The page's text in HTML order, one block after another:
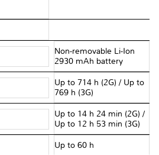
Non-removable Li-Ion
2930 mAh battery
Up to 714 h (2G) / Up to
769 h (3G)
Up to 14 h 24 min (2G) /
Up to 12 h 53 min (3G)
Up to 60 h